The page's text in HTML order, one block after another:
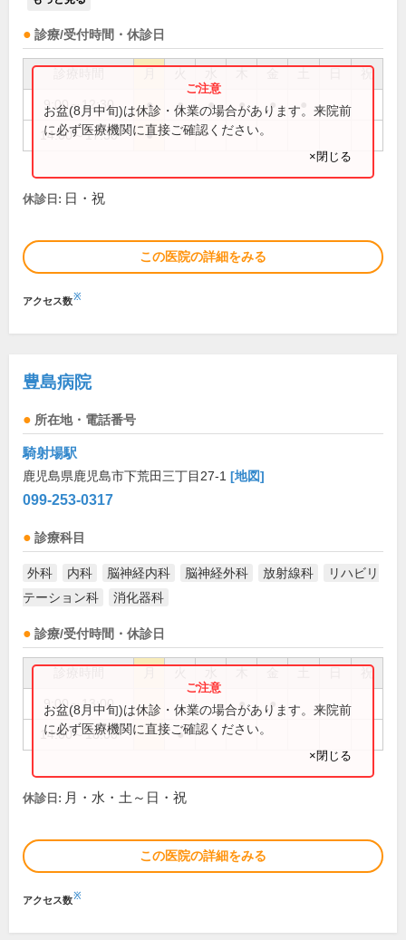
診療/受付時間・休診日
祝
9:00～12:30 ● ● ● ● ●
14:00～17:30 ●
お盆(8月中旬)は休診・休業の場合があります。来院前
に必ず医療機関に直接ご確認ください。
×閉じる
休診日: 日・祝
この医院の詳細をみる
アクセス数※
豊島病院
所在地・電話番号
騎射場駅
鹿児島県鹿児島市下荒田三丁目27-1 [地図]
099-253-0317
診療科目
外科 内科 脳神経内科 脳神経外科 放射線科
リハビリ
テーション科
消化器科
診療/受付時間・休診日
祝
9:00～13:00 ● ●
14:00～18:00 ●
お盆(8月中旬)は休診・休業の場合があります。来院前
に必ず医療機関に直接ご確認ください。
×閉じる
休診日: 月・水・土～日・祝
この医院の詳細をみる
アクセス数※